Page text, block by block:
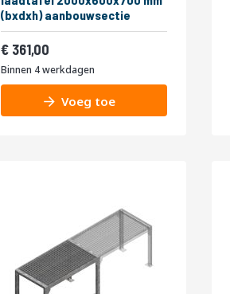
(bxdxh) aanbouwsectie
361,00
Binnen 4 werkdagen
Voeg toe